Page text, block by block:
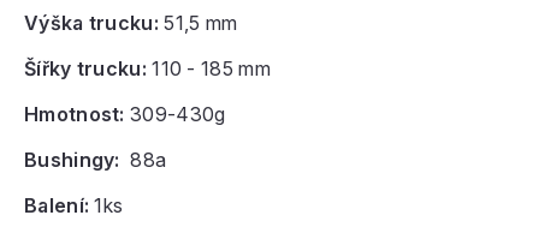
Výška trucku: 51,5 mm
Šířky trucku: 110 - 185 mm
Hmotnost: 309-430g
Bushingy: 88a
Balení:1ks